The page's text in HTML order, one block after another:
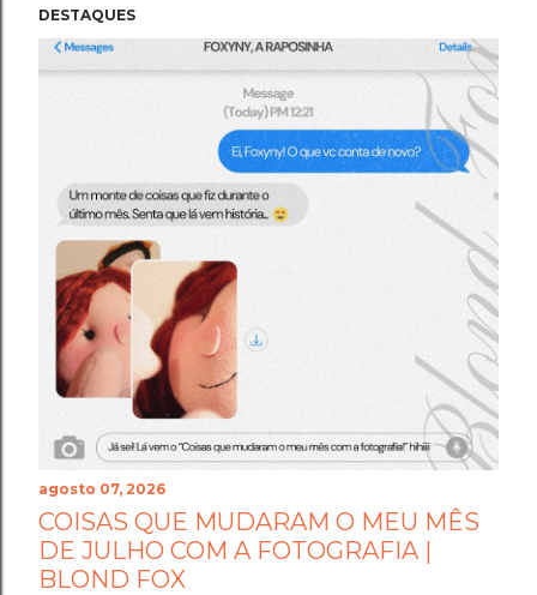
DESTAQUES
agosto 07, 2026
COISAS QUE MUDARAM O MEU MÊS
DE JULHO COM A FOTOGRAFIA |
BLOND FOX